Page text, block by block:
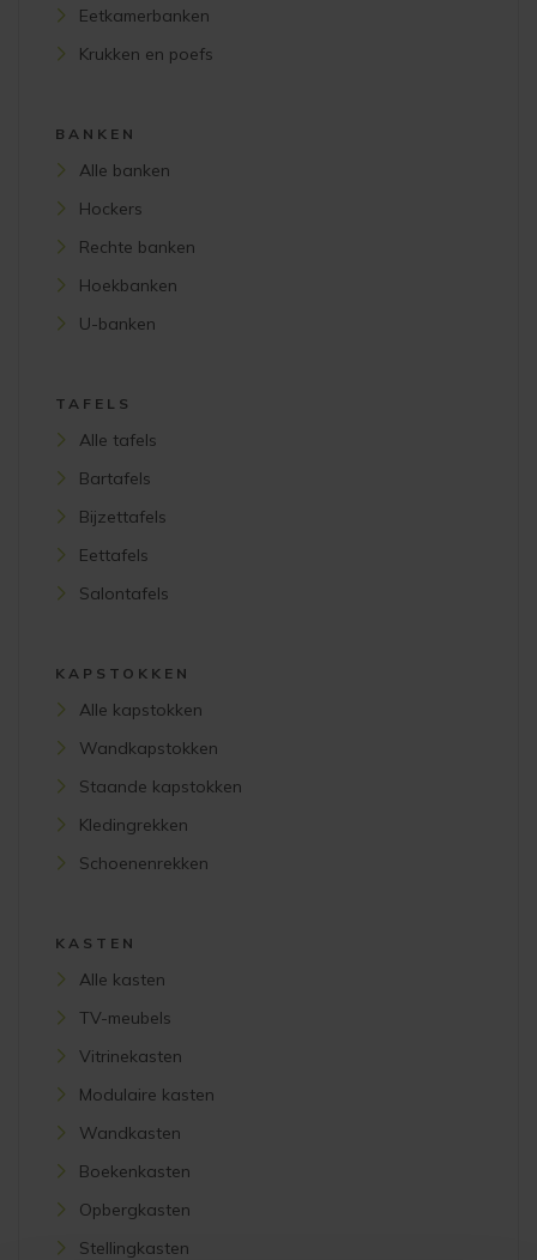
Eetkamerbanken
Krukken en poefs
BANKEN
Alle banken
Hockers
Rechte banken
Hoekbanken
U-banken
TAFELS
Alle tafels
Bartafels
Bijzettafels
Eettafels
Salontafels
KAPSTOKKEN
Alle kapstokken
Wandkapstokken
Staande kapstokken
Kledingrekken
Schoenenrekken
KASTEN
Alle kasten
TV-meubels
Vitrinekasten
Modulaire kasten
Wandkasten
Boekenkasten
Opbergkasten
Stellingkasten